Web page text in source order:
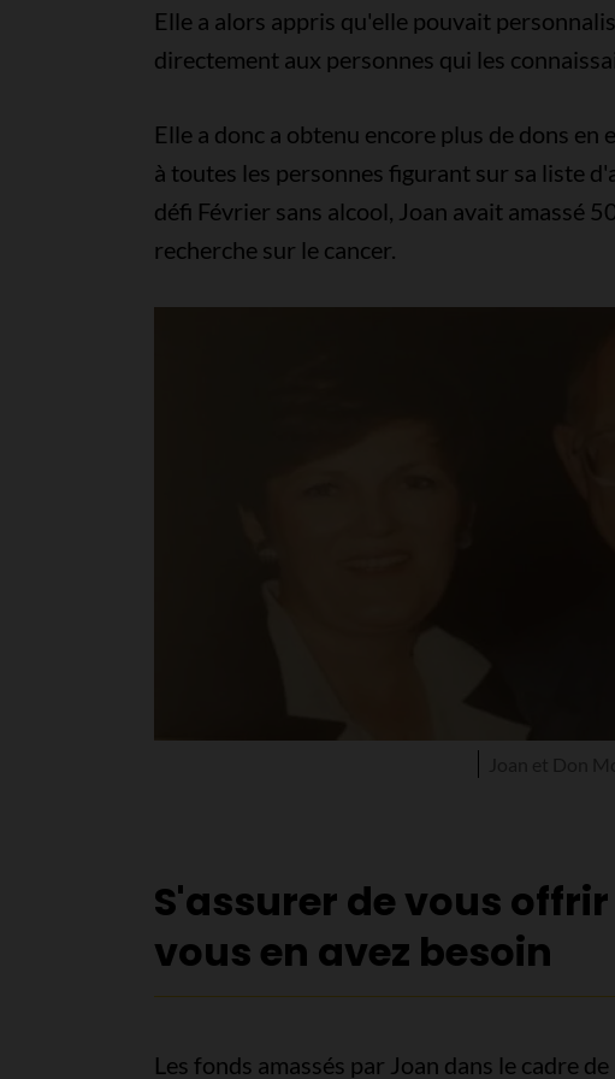
Elle a alors appris qu'elle pouvait
directement aux personnes qui les
Elle a donc a obtenu encore plus de dons
à toutes les personnes figurant sur sa liste
défi Février sans alcool, Joan avait amassé
recherche sur le cancer.
S'assurer de vous
vous en avez besoin
Les fonds amassés par Joan dans le cadre